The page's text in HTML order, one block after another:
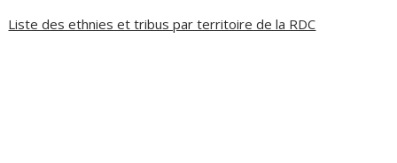
Liste des ethnies et tribus par territoire de la RDC